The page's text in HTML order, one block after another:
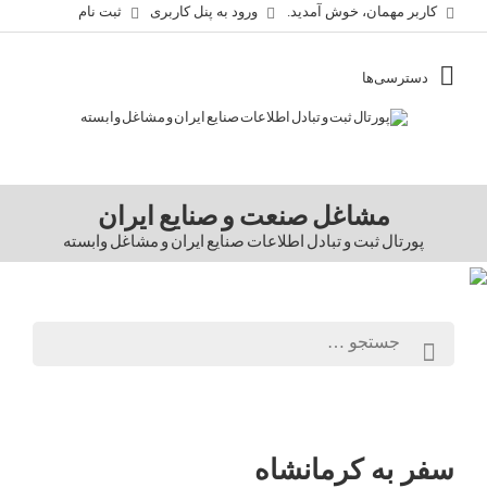
کاربر مهمان، خوش آمدید. ورود به پنل کاربری ثبت نام
مشاغل صنعت و صنایع ایران
پورتال ثبت و تبادل اطلاعات صنایع ایران و مشاغل وابسته
سفر به کرمانشاه